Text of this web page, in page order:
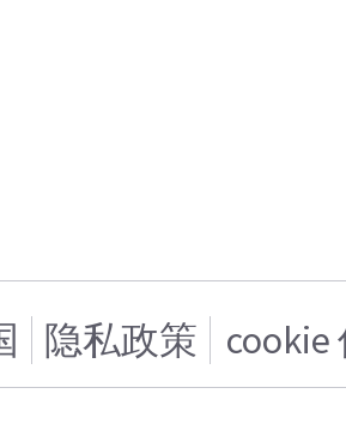
隐私政策 cookie